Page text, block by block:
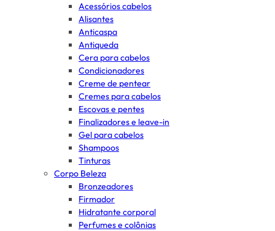
Acessórios cabelos
Alisantes
Anticaspa
Antiqueda
Cera para cabelos
Condicionadores
Creme de pentear
Cremes para cabelos
Escovas e pentes
Finalizadores e leave-in
Gel para cabelos
Shampoos
Tinturas
Corpo Beleza
Bronzeadores
Firmador
Hidratante corporal
Perfumes e colônias